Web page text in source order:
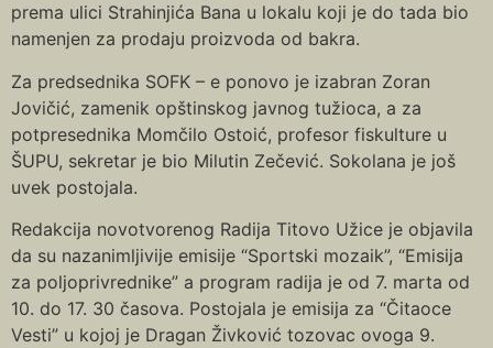
prema ulici Strahinjića Bana u lokalu koji je do tada bio
namenjen za prodaju proizvoda od bakra.
Za predsednika SOFK – e ponovo je izabran Zoran
Jovičić, zamenik opštinskog javnog tužioca, a za
potpresednika Momčilo Ostoić, profesor fiskulture u
ŠUPU, sekretar je bio Milutin Zečević. Sokolana je još
uvek postojala.
Redakcija novotvorenog Radija Titovo Užice je objavila
da su nazanimljivije emisije “Sportski mozaik”, “Emisija
za poljoprivrednike” a program radija je od 7. marta od
10. do 17. 30 časova. Postojala je emisija za “Čitaoce
Vesti” u kojoj je Dragan Živković tozovac ovoga 9.